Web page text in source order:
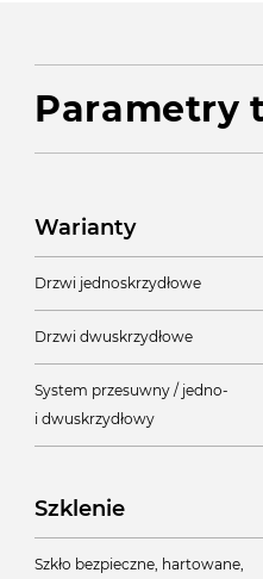
Parametry
Warianty
Drzwi jednoskrzydłowe
Drzwi dwuskrzydłowe
System przesuwny / jedno-
i dwuskrzydłowy
Szklenie
Szkło bezpieczne, hartowane,